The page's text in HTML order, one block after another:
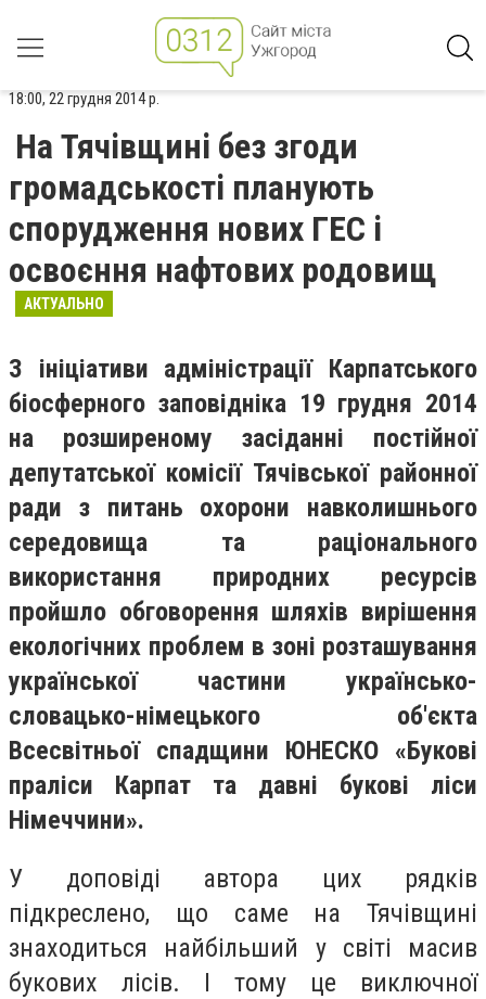
18:00, 22 грудня 2014 р.
На Тячівщині без згоди
громадськості планують
спорудження нових ГЕС і
освоєння нафтових родовищ
АКТУАЛЬНО
З ініціативи адміністрації Карпатського
біосферного заповідніка 19 грудня 2014
на розширеному засіданні постійної
депутатської комісії Тячівської районної
ради з питань охорони навколишнього
середовища та раціонального
використання природних ресурсів
пройшло обговорення шляхів вирішення
екологічних проблем в зоні розташування
української частини українсько-
словацько-німецького об'єкта
Всесвітньої спадщини ЮНЕСКО «Букові
праліси Карпат та давні букові ліси
Німеччини».
У доповіді автора цих рядків
підкреслено, що саме на Тячівщині
знаходиться найбільший у світі масив
букових лісів. І тому це виключної